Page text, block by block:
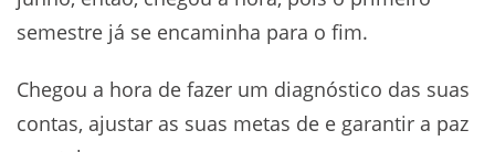
semestre já se encaminha para o fim.
Chegou a hora de fazer um diagnóstico das suas
contas, ajustar as suas metas de e garantir a paz